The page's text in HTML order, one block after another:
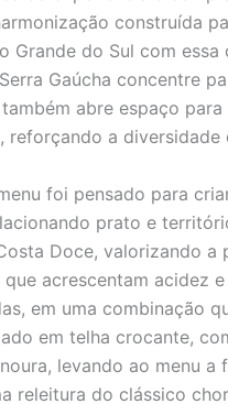
construída
Grande do Sul com
Gaúcha concentre
abre espaço
reforçando a
foi pensado para
prato e
Doce, valorizando
acrescentam acidez
em uma combinação
em telha crocante,
levando ao menu
releitura do clássico